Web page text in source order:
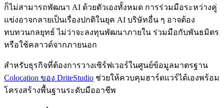
ก็ไม่สามารถพัฒนา AI ด้วยตัวเองทั้งหมด การร่วมมือระหว่างคู่
แข่งอาจกลายเป็นเรื่องปกติในยุค AI บริษัทอื่น ๆ อาจต้อง
ทบทวนกลยุทธ์ ไม่ว่าจะลงทุนพัฒนาภายใน ร่วมมือกับพันธมิตร
หรือใช้คลาวด์จากภายนอก
สำหรับธุรกิจที่ต้องการวางเซิร์ฟเวอร์ในศูนย์ข้อมูลมาตรฐาน
Colocation ของ DriteStudio ช่วยให้ควบคุมฮาร์ดแวร์ได้เองพร้อม
โครงสร้างพื้นฐานระดับมืออาชีพ